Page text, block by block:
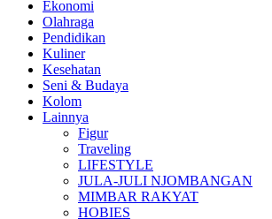
Ekonomi
Olahraga
Pendidikan
Kuliner
Kesehatan
Seni & Budaya
Kolom
Lainnya
Figur
Traveling
LIFESTYLE
JULA-JULI NJOMBANGAN
MIMBAR RAKYAT
HOBIES